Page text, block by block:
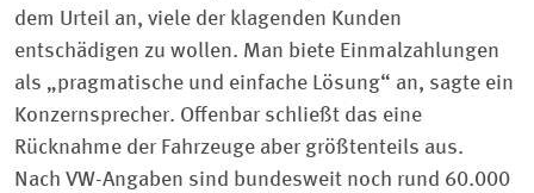
dem Urteil an, viele der klagenden Kunden
entschädigen zu wollen. Man biete Einmalzahlungen
als „pragmatische und einfache Lösung“ an, sagte ein
Konzernsprecher. Offenbar schließt das eine
Rücknahme der Fahrzeuge aber größtenteils aus.
Nach VW-Angaben sind bundesweit noch rund 60.000